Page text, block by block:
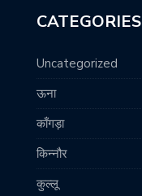
CATEGORIES
Uncategorized
ऊना
काँगड़ा
किन्नौर
कुल्लू